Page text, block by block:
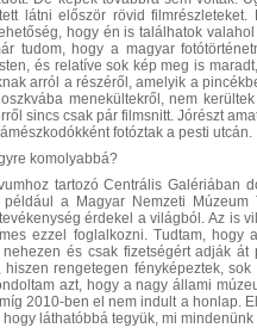
látni először rövid
hogy én is találhatok
tudom, hogy a magyar
és relatíve sok kép meg is
arról a részéről, amelyik a
menekültekről, nem
sincs csak pár filmsnitt. Jórészt
fotóztak a pesti utcán.
komolyabbá?
tartozó Centrális Galériában
a Magyar Nemzeti
érdekel a világból. Az is
ezzel foglalkozni. Tudtam, hogy
és csak fizetségért adják
rengetegen fényképeztek,
azt, hogy a nagy állami
2010-ben el nem indult a honlap.
láthatóbbá tegyük, mi mindenünk